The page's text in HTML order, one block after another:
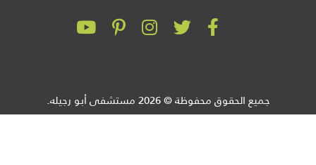
جميع الحقوق محفوظة © 2026 مستشفى أبو رجيله.